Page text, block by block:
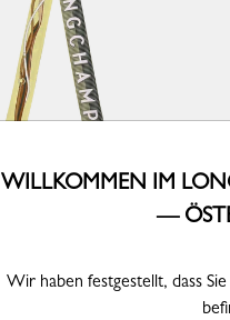
Allure
WILLKOMMEN IM
—
Wir haben festgestellt, dass